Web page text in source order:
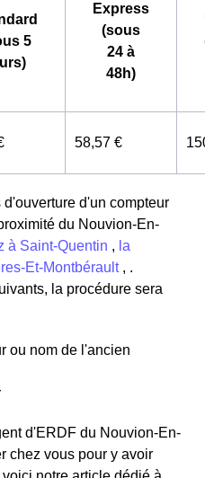
5
Express
(sous
24 à
48h)
58,57 €
d'un compteur
du Nouvion-En-
à Saint-Quentin , la
Et-Montbérault , .
la procédure sera
ou nom de l'ancien
d'ERDF du Nouvion-En-
chez vous pour y avoir